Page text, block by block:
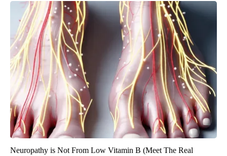
Neuropathy is Not From Low Vitamin B (Meet The Real